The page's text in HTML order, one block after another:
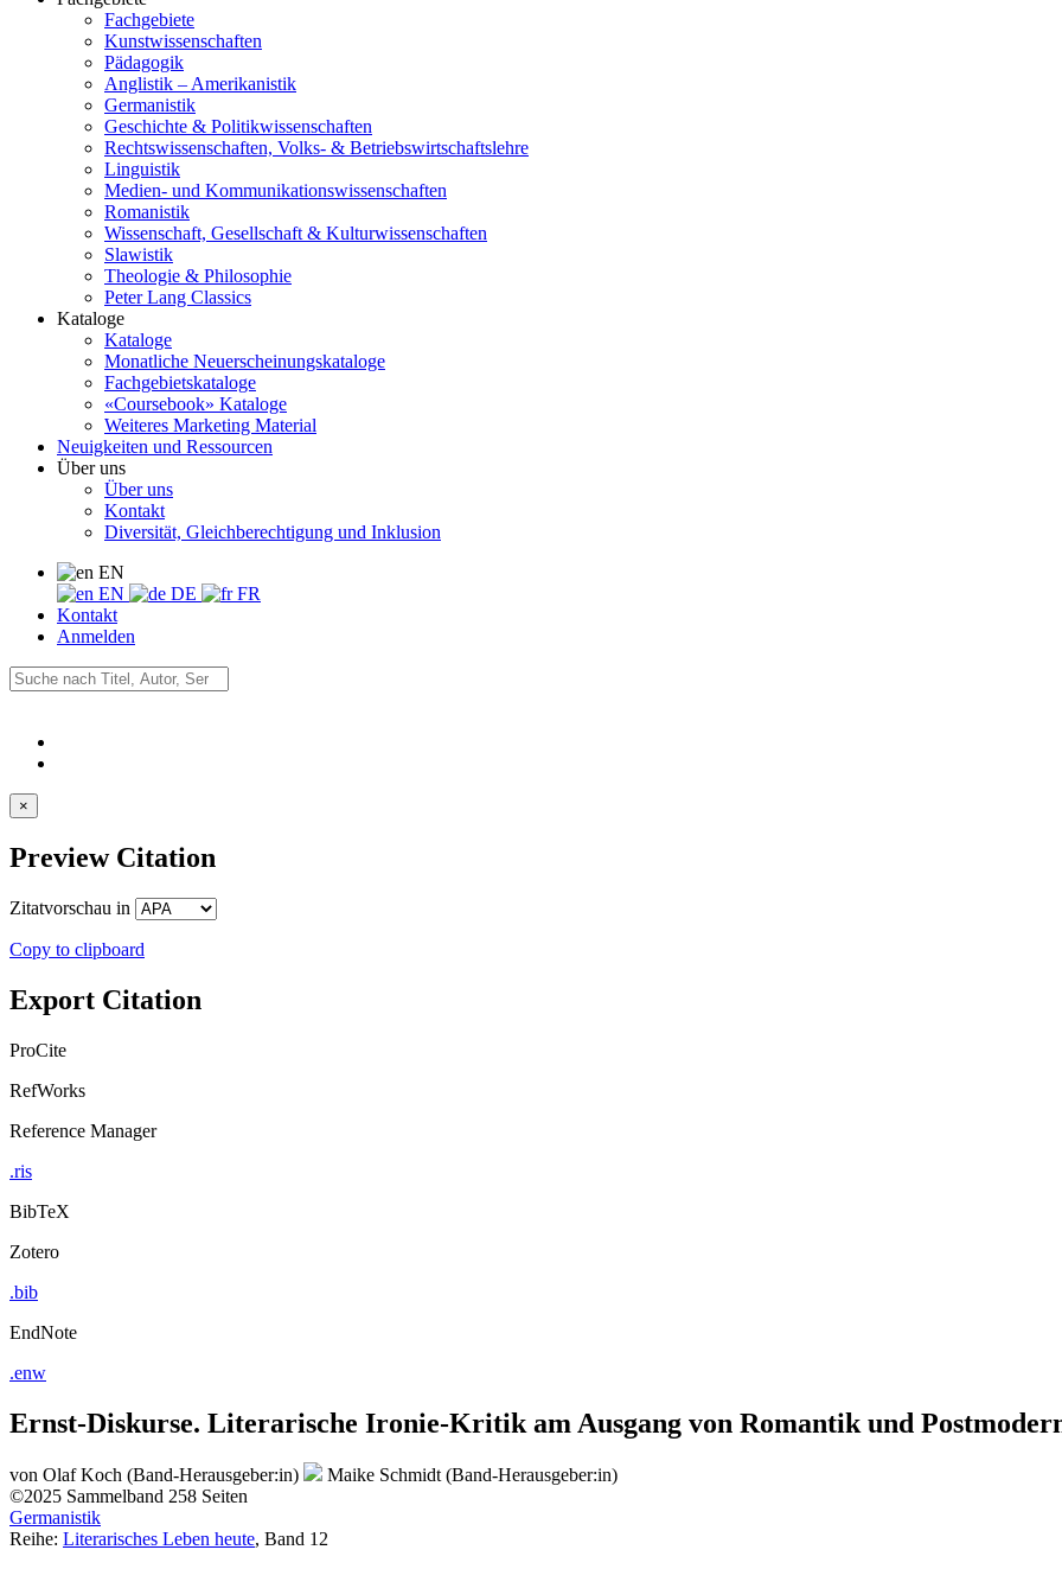
Fachgebiete
Kunstwissenschaften
Pädagogik
Anglistik – Amerikanistik
Germanistik
Geschichte & Politikwissenschaften
Rechtswissenschaften, Volks- & Betriebswirtschaftslehre
Linguistik
Medien- und Kommunikationswissenschaften
Romanistik
Wissenschaft, Gesellschaft & Kulturwissenschaften
Slawistik
Theologie & Philosophie
Peter Lang Classics
Kataloge
Kataloge
Monatliche Neuerscheinungskataloge
Fachgebietskataloge
«Coursebook» Kataloge
Weiteres Marketing Material
Neuigkeiten und Ressourcen
Über uns
Über uns
Kontakt
Diversität, Gleichberechtigung und Inklusion
EN
EN
DE
FR
Kontakt
Anmelden
×
Preview Citation
Zitatvorschau in
Copy to clipboard
Export Citation
ProCite
RefWorks
Reference Manager
.ris
BibTeX
Zotero
.bib
EndNote
.enw
Ernst-Diskurse. Literarische Ironie-Kritik am Ausgang von Romantik und
von Olaf Koch (Band-Herausgeber:in)
Maike Schmidt (Band-Herausgeber:in)
©2025 Sammelband 258 Seiten
Germanistik
Reihe: Literarisches Leben heute, Band 12